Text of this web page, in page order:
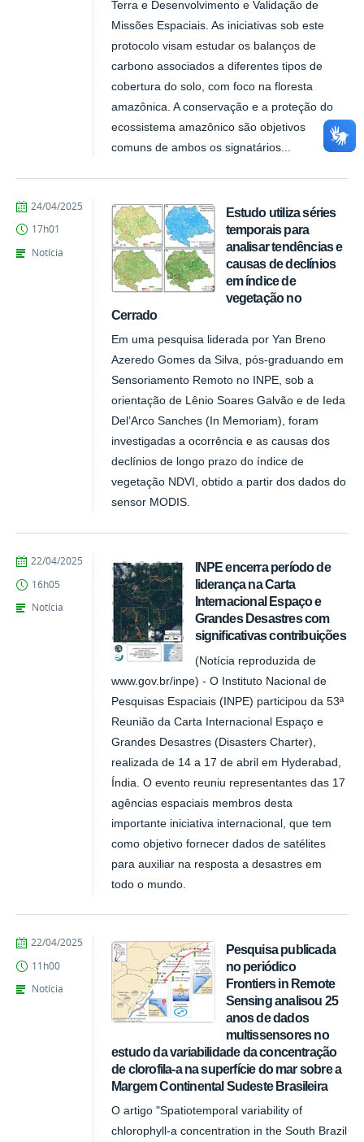
Terra e Desenvolvimento e Validação de
Missões Espaciais. As iniciativas sob este
protocolo visam estudar os balanços de
carbono associados a diferentes tipos de
cobertura do solo, com foco na floresta
amazônica. A conservação e a proteção do
ecossistema amazônico são objetivos
comuns de ambos os signatários...
Estudo utiliza séries
temporais para
analisar tendências e
causas de declínios
em índice de
vegetação no
Cerrado
Em uma pesquisa liderada por Yan Breno
Azeredo Gomes da Silva, pós-graduando em
Sensoriamento Remoto no INPE, sob a
orientação de Lênio Soares Galvão e de Ieda
Del’Arco Sanches (In Memoriam), foram
investigadas a ocorrência e as causas dos
declínios de longo prazo do índice de
vegetação NDVI, obtido a partir dos dados do
sensor MODIS.
publicado
24/04/2025
17h01
Notícia
INPE encerra período de
liderança na Carta
Internacional Espaço e
Grandes Desastres com
significativas contribuições
(Notícia reproduzida de
www.gov.br/inpe) - O Instituto Nacional de
Pesquisas Espaciais (INPE) participou da 53ª
Reunião da Carta Internacional Espaço e
Grandes Desastres (Disasters Charter),
realizada de 14 a 17 de abril em Hyderabad,
Índia. O evento reuniu representantes das 17
agências espaciais membros desta
importante iniciativa internacional, que tem
como objetivo fornecer dados de satélites
para auxiliar na resposta a desastres em
todo o mundo.
publicado
22/04/2025
16h05
Notícia
Pesquisa publicada
no periódico
Frontiers in Remote
Sensing analisou 25
anos de dados
multissensores no
estudo da variabilidade da concentração
de clorofila-a na superfície do mar sobre a
Margem Continental Sudeste Brasileira
O artigo "Spatiotemporal variability of
chlorophyll-a concentration in the South Brazil
publicado
22/04/2025
11h00
Notícia